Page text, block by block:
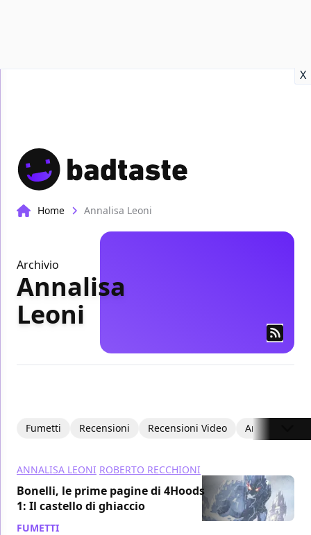
X
Home Annalisa Leoni
Archivio
Annalisa
Leoni
Fumetti Recensioni Recensioni Video Articoli
ANNALISA LEONI ROBERTO RECCHIONI
Bonelli, le prime pagine di 4Hoods
1: Il castello di ghiaccio
FUMETTI